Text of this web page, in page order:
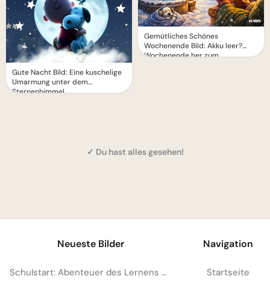
Gute Nacht Bild: Eine kuschelige
Umarmung unter dem
Sternenhimmel
Gemütliches Schönes
Wochenende Bild: Akku leer?
Wochenende her zum
✓ Du hast alles gesehen!
Neueste Bilder
Schulstart: Abenteuer des Lernens entdecken – perfekte Inspiration für Instagram
Navigation
Startseite